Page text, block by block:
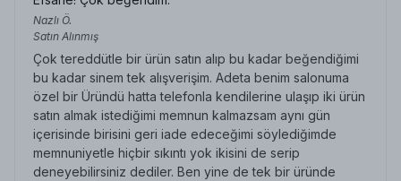
Nazlı Ö.
Satın Alınmış
Çok tereddütle bir ürün satın alıp bu kadar beğendiğimi
bu kadar sinem tek alışverişim. Adeta benim salonuma
özel bir Üründü hatta telefonla kendilerine ulaşıp iki ürün
satın almak istediğimi memnun kalmazsam aynı gün
içerisinde birisini geri iade edeceğimi söylediğimde
memnuniyetle hiçbir sıkıntı yok ikisini de serip
deneyebilirsiniz dediler. Ben yine de tek bir üründe